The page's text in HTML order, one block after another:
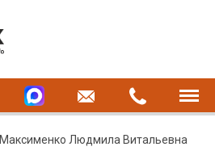
Максименко Людмила Витальевна